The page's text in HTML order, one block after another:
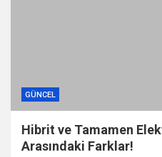
GÜNCEL
Hibrit ve Tamamen
Arasındaki Farklar!